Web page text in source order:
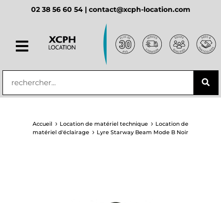
principal02 38 56 60 54 | contact@xcph-location.com
Accueil Location de matériel technique
Location de
matériel d'éclairage
Lyre Starway Beam Mode B Noir